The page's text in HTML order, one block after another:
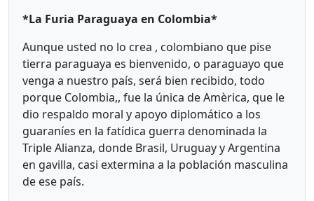
*La Furia Paraguaya en Colombia*
Aunque usted no lo crea , colombiano que pise
tierra paraguaya es bienvenido, o paraguayo que
venga a nuestro país, será bien recibido, todo
porque Colombia,, fue la única de Amèrica, que le
dio respaldo moral y apoyo diplomático a los
guaraníes en la fatídica guerra denominada la
Triple Alianza, donde Brasil, Uruguay y Argentina
en gavilla, casi extermina a la población masculina
de ese país.